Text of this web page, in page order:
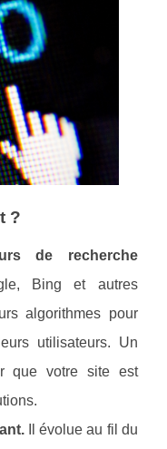
?
de recherche
Bing et autres
algorithmes pour
utilisateurs. Un
que votre site est
Il évolue au fil du